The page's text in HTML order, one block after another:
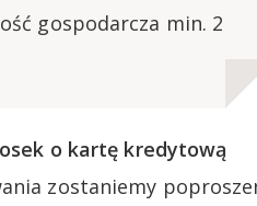
gospodarcza min. 2
o kartę kredytową
zostaniemy